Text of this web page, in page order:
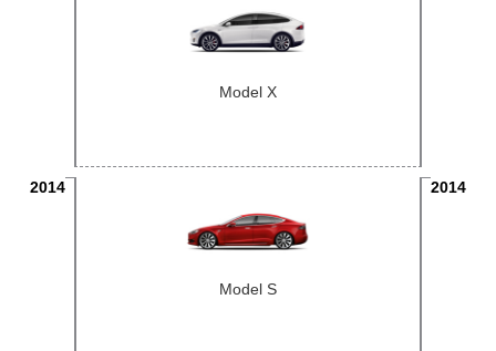
Model X
2014 2014
Model S